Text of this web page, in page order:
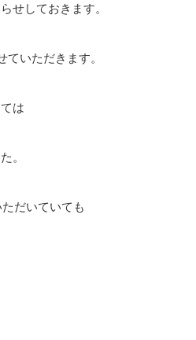
せしておきます。
いただきます。
は
。
だいていても